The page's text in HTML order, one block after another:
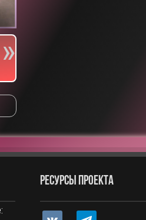
РЕСУРСЫ ПРОЕКТА
vkontakte telegram